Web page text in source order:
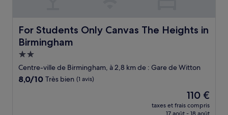
For Students Only Canvas The Heights in
Birmingham
For Students Only Canvas The Heights in Birmingham
Hébergement
2.0 étoiles
Centre-ville de Birmingham, à 2,8 km de : Gare de Witton
8.0
8,0/10 Très bien (1 avis)
Le
nouveau
prix
110 €
taxes et frais compris